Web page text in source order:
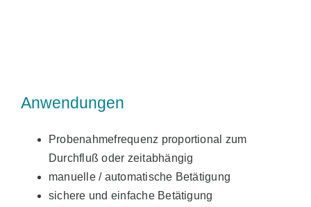
Anwendungen
Probenahmefrequenz proportional zum
Durchfluß oder zeitabhängig
manuelle / automatische Betätigung
sichere und einfache Betätigung